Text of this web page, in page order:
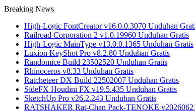
Breaking News
High-Logic FontCreator v16.0.0.3070 Unduhan
Railroad Corporation 2 v1.0.19960 Unduhan Gratis
High-Logic MainType v13.0.0.1365 Unduhan Gratis
Luxion KeyShot Pro v8.2.80 Unduhan Gratis
Randomice Build 23502520 Unduhan Gratis
Rhinoceros v8.33 Unduhan Gratis
Ratcheteer DX Build 22502007 Unduhan Gratis
SideFX Houdini FX v19.5.435 Unduhan Gratis
SketchUp Pro v26.2.243 Unduhan Gratis
RATSHAKER Rat-Chan Pack-TENOKE